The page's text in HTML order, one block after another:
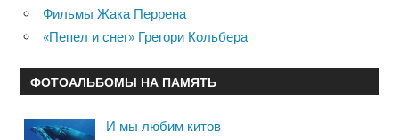
Фильмы Жака Перрена
«Пепел и снег» Грегори Кольбера
ФОТОАЛЬБОМЫ НА ПАМЯТЬ
И мы любим китов